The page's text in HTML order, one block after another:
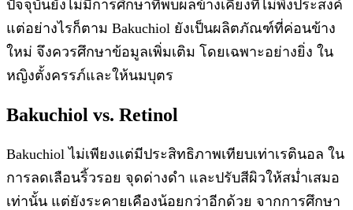
ปัจจุบันยังไม่มีการศึกษาที่พบผลข้างเคียงที่ไม่พึงประสงค์
แต่อย่างไรก็ตาม Bakuchiol ยังเป็นผลิตภัณฑ์ที่ค่อนข้าง
ใหม่ จึงควรศึกษาข้อมูลเพิ่มเติม โดยเฉพาะอย่างยิ่ง ใน
หญิงตั้งครรภ์และให้นมบุตร
Bakuchiol vs. Retinol
Bakuchiol ไม่เพียงแต่มีประสิทธิภาพเทียบเท่าเรตินอล ใน
การลดเลือนริ้วรอย จุดด่างดำ และปรับสีผิวให้สม่ำเสมอ
เท่านั้น แต่ยังระคายเคืองน้อยกว่าอีกด้วย จากการศึกษา